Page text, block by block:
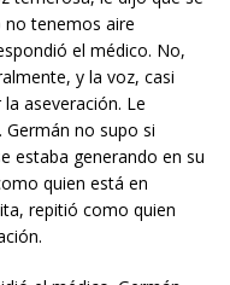
tenemos aire
el médico. No,
y la voz, casi
aseveración. Le
no supo si
estaba generando en su
quien está en
repitió como quien